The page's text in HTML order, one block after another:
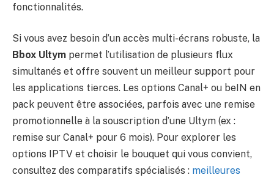
fonctionnalités.
Si vous avez besoin d’un accès multi-écrans robuste, la
Bbox Ultym permet l’utilisation de plusieurs flux
simultanés et offre souvent un meilleur support pour
les applications tierces. Les options Canal+ ou beIN en
pack peuvent être associées, parfois avec une remise
promotionnelle à la souscription d’une Ultym (ex :
remise sur Canal+ pour 6 mois). Pour explorer les
options IPTV et choisir le bouquet qui vous convient,
consultez des comparatifs spécialisés : meilleures